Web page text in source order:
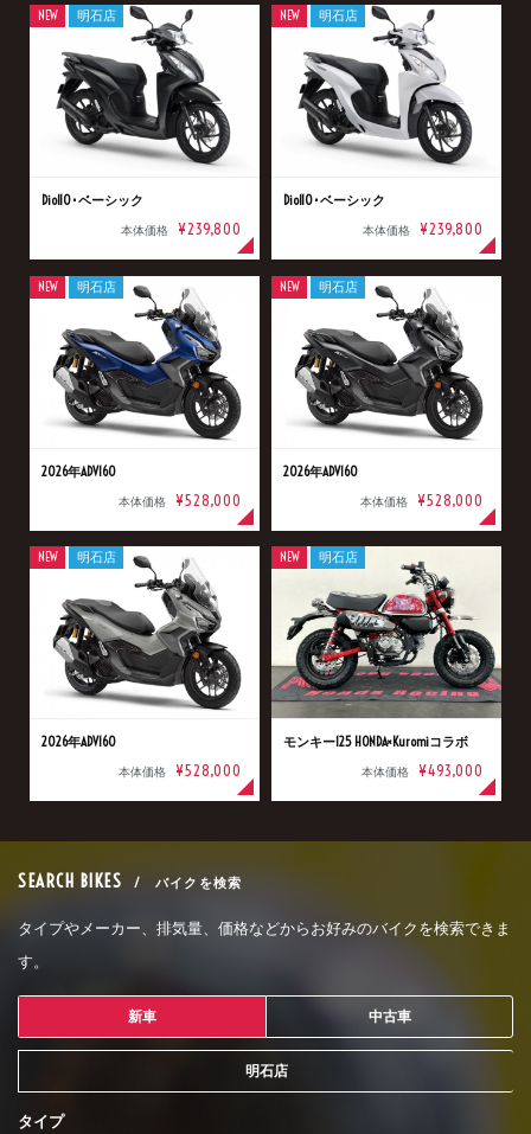
Dio110･ベーシック
本体価格 ¥239,800
NEW 明石店
Dio110･ベーシック
本体価格 ¥239,800
NEW 明石店
2026年ADV160
本体価格 ¥528,000
NEW 明石店
2026年ADV160
本体価格 ¥528,000
NEW 明石店
2026年ADV160
本体価格 ¥528,000
NEW 明石店
モンキー125 HONDA×Kuromiコラボ
本体価格 ¥493,000
NEW 明石店
SEARCH BIKES / バイクを検索
タイプやメーカー、排気量、価格などからお好みのバイクを検索できま
す。
新車 中古車
明石店
タイプ